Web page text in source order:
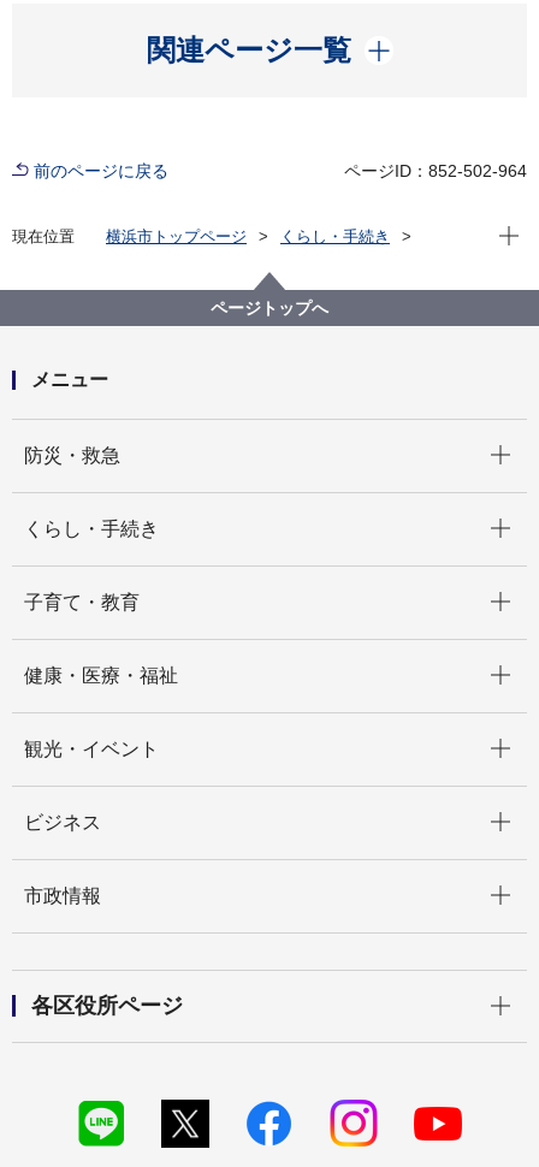
関連ページ一覧
開く
前のページに戻る ページID：852-502-964
現在位置 横浜市トップページ
くらし・手続き
公園条例
現在
ページトップへ
メニュー
防災・救急
くらし・手続き
子育て・教育
健康・医療・福祉
観光・イベント
ビジネス
市政情報
各区役所ページ